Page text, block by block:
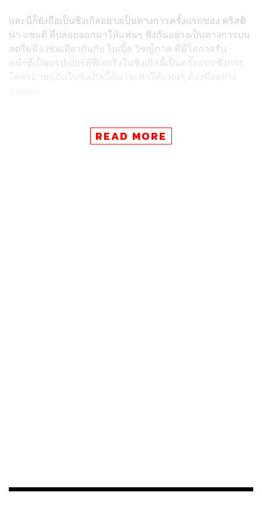
และนี่ก็ยังถือเป็นซิงเกิลอย่างเป็นทางการครั้งแรกของ คริสติ
น่า แซ่แต้ ที่ปล่อยออกมาให้แฟนๆ ฟังกันอย่างเป็นทางการบน
สตรีมมิ่ง เช่นเดียวกันกับ ไบเบิ้ล วิชญ์ภาส ที่มีโอกาสรับ
หน้าที่เป็นแรปเปอร์ที่ฟีเจอริงในซิงเกิลนี้เป็นครั้งแรก ซึ่งการ
โคจรมาพบกันในซิงเกิลนี้ก็น่าจะทำให้แฟนๆ ต้องทึ่งอย่าง
รีส์ซิตคอม ‘Jet lag เจ๊ทแหลก’ ได้ทุกวันพุธ เวลา 22.30 ทาง
ช่อง True Asian More, one31 และทางแอปพลิเคชัน
READ MORE